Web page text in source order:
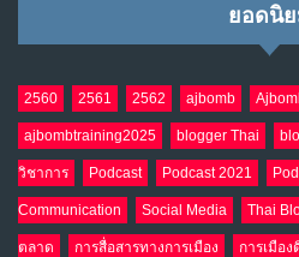
9
NO COMMENTS
10 อินโดนีเซีย กับเกมอำนาจที่ม
เม.ย. 19, 2026
NO COMMENTS
ยอดนิ
2560 2561 2562 ajbomb
ajbombtraining2025 blogger Thai
วิชาการ Podcast Podcast 2021
Communication Social Media Thai
ตลาด การสื่อสารทางการเมือง การเมือ